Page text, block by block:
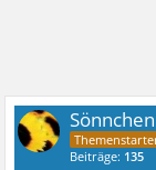
Sönnchen
Beiträge: 135